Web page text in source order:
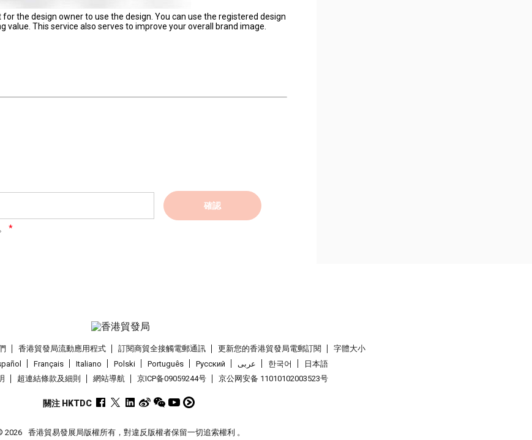
the design owner to use the design. You can use the registered design
This service also serves to improve your overall brand image.
確認
香港貿發局流動應用程式 訂閱商貿全接觸電郵通訊 更新您的香港貿發局電郵訂閱
字體大小
Français Italiano Polski Português Pусский عربى 한국어
日本語
超連結條款及細則 網站導航 京ICP备09059244号 京公网安备 11010102003523号
關注 HKTDC
2026 香港貿易發展局版權所有，對違反版權者保留一切追索權利 。